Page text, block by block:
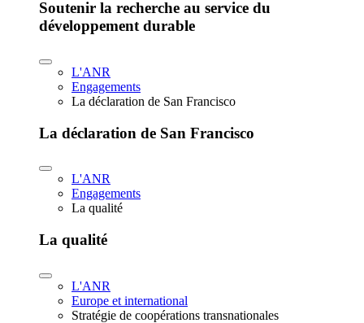
Soutenir la recherche au service du
développement durable
L'ANR
Engagements
La déclaration de San Francisco
La déclaration de San Francisco
L'ANR
Engagements
La qualité
La qualité
L'ANR
Europe et international
Stratégie de coopérations transnationales